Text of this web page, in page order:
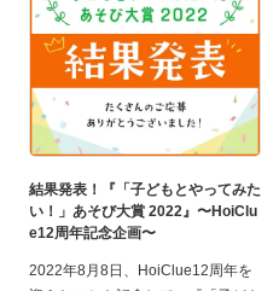
結果発表！『「子どもとやってみた
い！」あそび大賞 2022』〜HoiClu
e12周年記念企画〜
2022年8月8日、HoiClue12周年を